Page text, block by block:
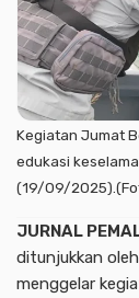
Kegiatan Jumat
edukasi
(19/09/
JURNAL
ditunjukkan
menggelar